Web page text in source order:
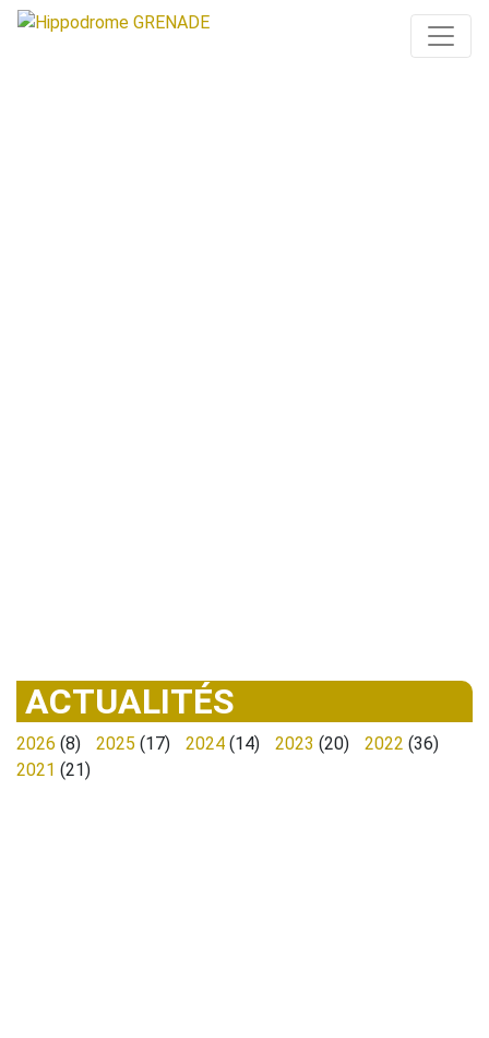
ACTUALITÉS
2026 (8) 2025 (17) 2024 (14) 2023 (20) 2022 (36)
2021 (21)